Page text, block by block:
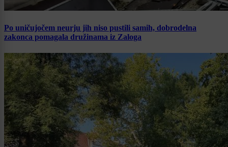
Po uničujočem neurju jih niso pustili samih, dobrodelna
zakonca pomagala družinama iz Zaloga